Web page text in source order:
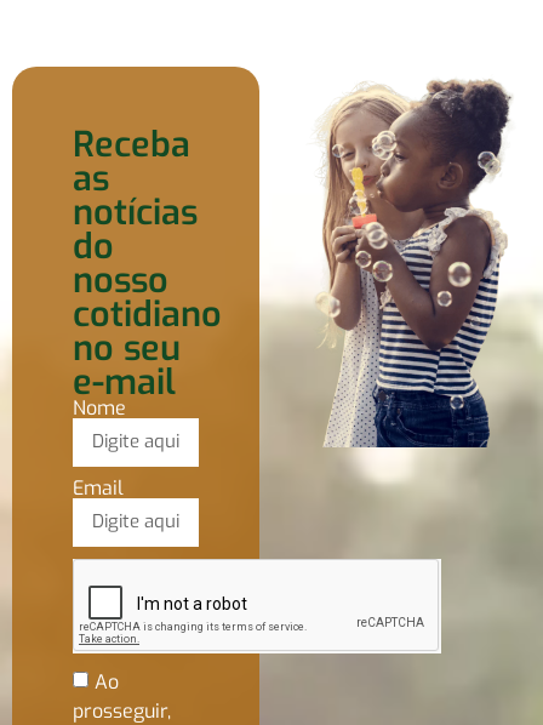
Receba
as
notícias
do
nosso
cotidiano
no seu
e-mail
Nome
Email
Ao
prosseguir,